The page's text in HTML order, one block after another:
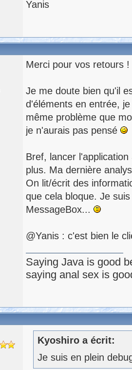
Yanis
Merci pour vos retours !
Je me doute bien qu'il
d'éléments en entrée,
même problème que
je n'aurais pas pensé
Bref, lancer
plus. Ma dernière
On lit/écrit des
que cela bloque. Je
MessageBox...
@Yanis : c'est bien le
Saying Java is good
saying anal sex is
Kyoshiro a écrit:
Je suis en plein